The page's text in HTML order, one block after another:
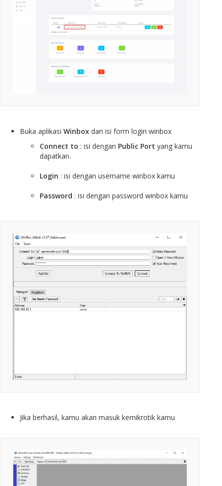
Buka aplikasi Winbox dan isi form login winbox
Connect to : isi dengan Public Port yang kamu
dapatkan.
Login : isi dengan username winbox kamu
Password : isi dengan password winbox kamu
Jika berhasil, kamu akan masuk kemikrotik kamu